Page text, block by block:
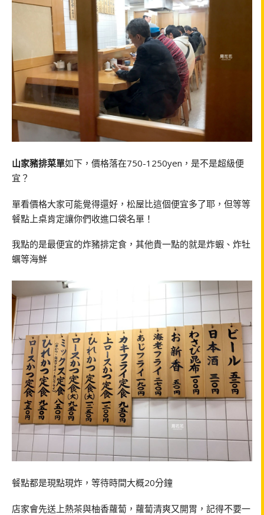
山家豬排菜單如下，價格落在750-1250yen，是不是超級便
宜？
單看價格大家可能覺得還好，松屋比這個便宜多了耶，但等等
餐點上桌肯定讓你們收進口袋名單！
我點的是最便宜的炸豬排定食，其他貴一點的就是炸蝦、炸牡
蠣等海鮮
餐點都是現點現炸，等待時間大概20分鐘
店家會先送上熱茶與柚香蘿蔔，蘿蔔清爽又開胃，記得不要一